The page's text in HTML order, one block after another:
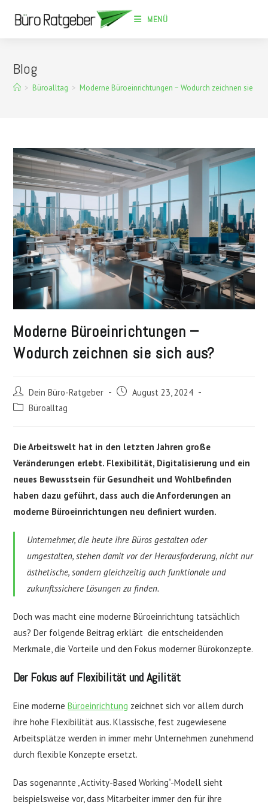
Inhalt
MENÜ
Blog
> Büroalltag > Moderne Büroeinrichtungen − Wodurch zeichnen sie
Moderne Büroeinrichtungen −
Wodurch zeichnen sie sich aus?
Beitrags-
Autor:
Dein Büro-Ratgeber
BeitragAugust 23, 2024
Beitrags-Büroalltag
Die Arbeitswelt hat in den letzten Jahren große
Veränderungen erlebt. Flexibilität, Digitalisierung und ein
neues Bewusstsein für Gesundheit und Wohlbefinden
haben dazu geführt, dass auch die Anforderungen an
moderne Büroeinrichtungen neu definiert wurden.
Unternehmer, die heute ihre Büros gestalten oder
umgestalten, stehen damit vor der Herausforderung, nicht nur
ästhetische, sondern gleichzeitig auch funktionale und
zukunftssichere Lösungen zu finden.
Doch was macht eine moderne Büroeinrichtung tatsächlich
aus? Der folgende Beitrag erklärt die entscheidenden
Merkmale, die Vorteile und den Fokus moderner Bürokonzepte.
Der Fokus auf Flexibilität und Agilität
Eine moderneBüroeinrichtung zeichnet sich vor allem durch
ihre hohe Flexibilität aus. Klassische, fest zugewiesene
Arbeitsplätze werden in immer mehr Unternehmen zunehmend
durch flexible Konzepte ersetzt.
Das sogenannte „Activity-Based Working“-Modell sieht
beispielsweise vor, dass Mitarbeiter immer den für ihre